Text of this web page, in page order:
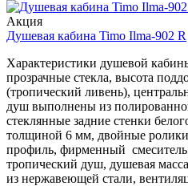
Акция
Душевая кабина Timo Ilma-902 R
Характеристики душевой
прозрачные стекла, высота
(тропический ливень),
душ выполнены из
стеклянные задние стенки
толщиной 6 мм, двойные
профиль, фирменный
тропический душ, душевая
из нержавеющей стали,